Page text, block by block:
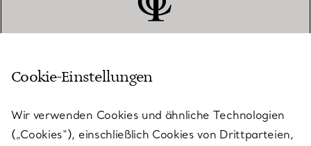
KUNDENSERVICE
SERVICES
Cookie-Einstellungen
Wir verwenden Cookies und ähnliche Technologien
(„Cookies“), einschließlich Cookies von Drittparteien,